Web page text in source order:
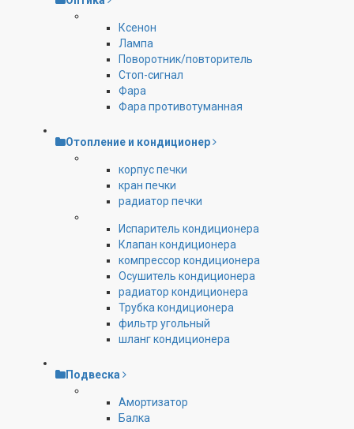
Ксенон
Лампа
Поворотник/повторитель
Стоп-сигнал
Фара
Фара противотуманная
Отопление и кондиционер
корпус печки
кран печки
радиатор печки
Испаритель кондиционера
Клапан кондиционера
компрессор кондиционера
Осушитель кондиционера
радиатор кондиционера
Трубка кондиционера
фильтр угольный
шланг кондиционера
Подвеска
Амортизатор
Балка